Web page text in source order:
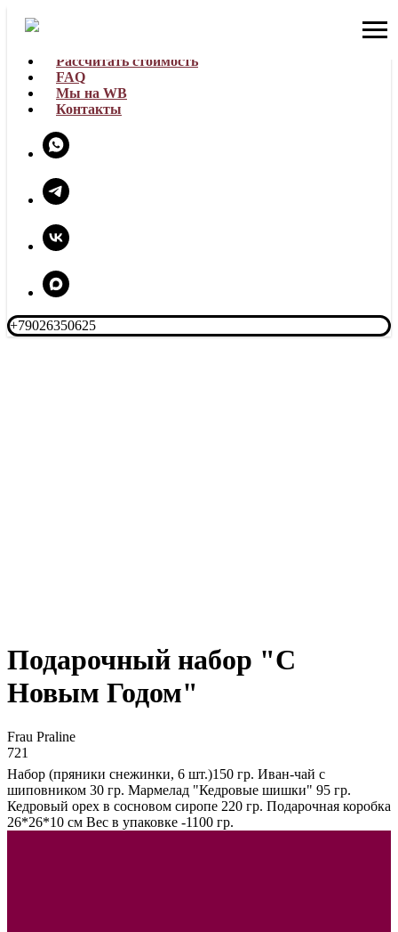
Рассчитать стоимость
FAQ
Мы на WB
Контакты
+79026350625
Подарочный набор "С
Новым Годом"
Frau Praline
721
Набор (пряники снежинки, 6 шт.)150 гр. Иван-чай с
шиповником 30 гр. Мармелад "Кедровые шишки" 95 гр.
Кедровый орех в сосновом сиропе 220 гр. Подарочная коробка
26*26*10 см Вес в упаковке -1100 гр.